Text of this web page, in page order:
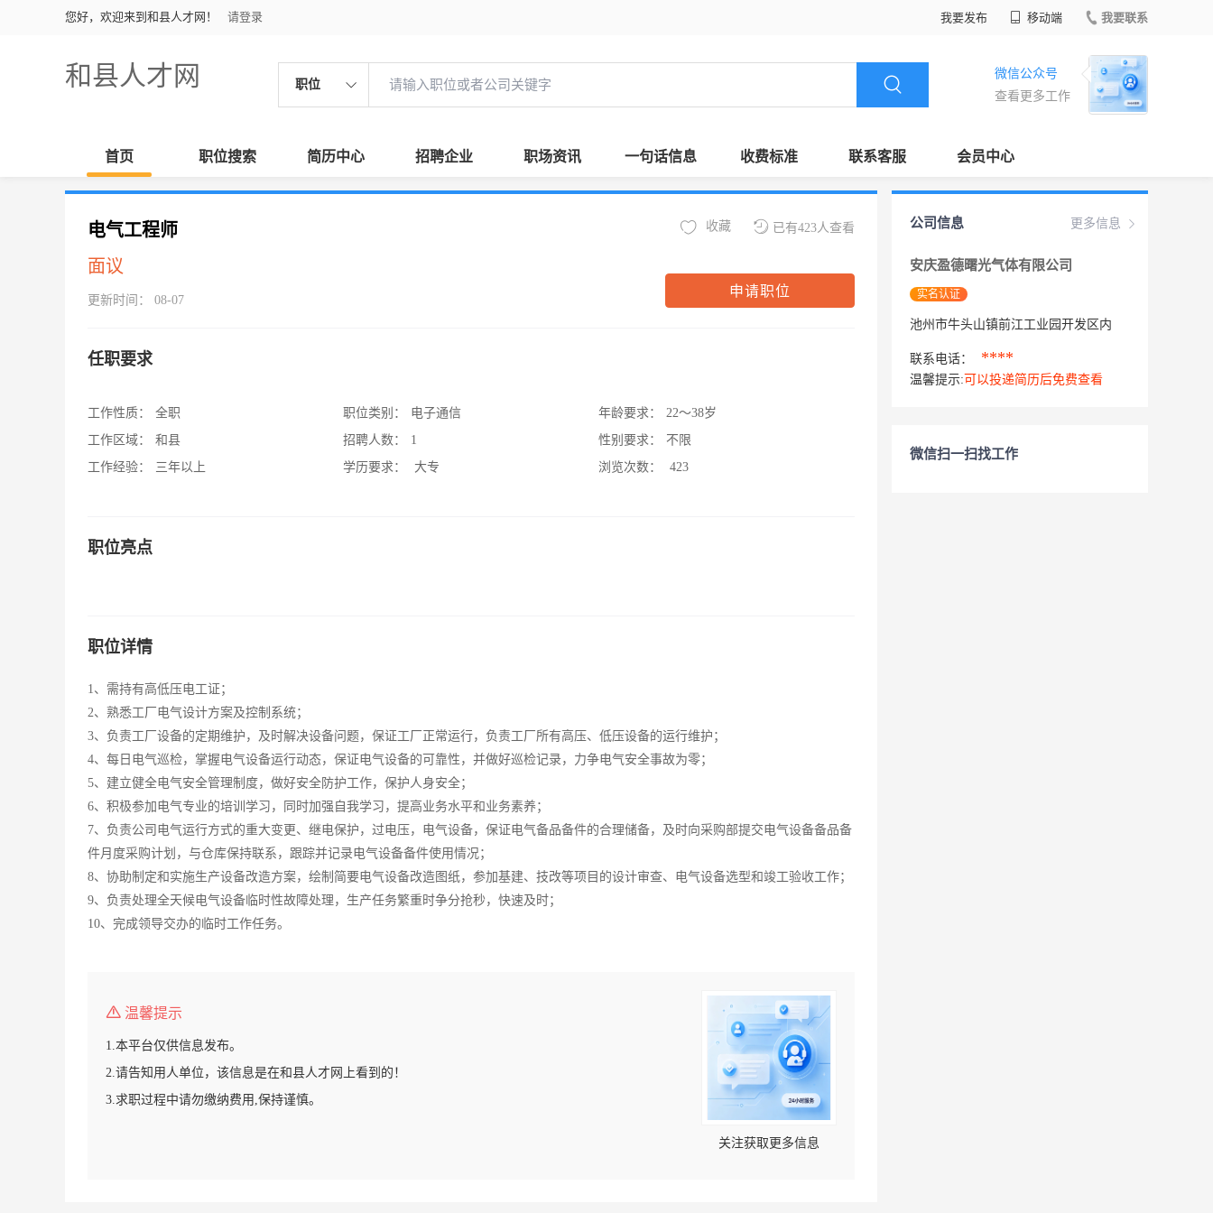
您好，欢迎来到和县人才网！ 请登录 我要发布 移动端 我要联系
和县人才网 职位
微信公众号
查看更多工作
首页 职位搜索 简历中心 招聘企业 职场资讯 一句话信息 收费标准 联系客服 会员中心
电气工程师
面议
更新时间： 08-07
已有423人查看
收藏
申请职位
任职要求
工作性质：
全职
工作区域：
和县
工作经验：
三年以上
职位类别：
电子通信
招聘人数：
1
学历要求：
大专
年龄要求：
22～38岁
性别要求：
不限
浏览次数：
423
职位亮点
职位详情
1、需持有高低压电工证；
2、熟悉工厂电气设计方案及控制系统；
3、负责工厂设备的定期维护，及时解决设备问题，保证工厂正常运行，负责工厂所有高压、低压设备的运行维护；
4、每日电气巡检，掌握电气设备运行动态，保证电气设备的可靠性，并做好巡检记录，力争电气安全事故为零；
5、建立健全电气安全管理制度，做好安全防护工作，保护人身安全；
6、积极参加电气专业的培训学习，同时加强自我学习，提高业务水平和业务素养；
7、负责公司电气运行方式的重大变更、继电保护，过电压，电气设备，保证电气备品备件的合理储备，及时向采购部提交电气设备备品备
件月度采购计划，与仓库保持联系，跟踪并记录电气设备备件使用情况；
8、协助制定和实施生产设备改造方案，绘制简要电气设备改造图纸，参加基建、技改等项目的设计审查、电气设备选型和竣工验收工作；
9、负责处理全天候电气设备临时性故障处理，生产任务繁重时争分抢秒，快速及时；
10、完成领导交办的临时工作任务。
温馨提示
1.本平台仅供信息发布。
2.请告知用人单位，该信息是在和县人才网上看到的！
3.求职过程中请勿缴纳费用,保持谨慎。
关注获取更多信息
更多信息
公司信息
安庆盈德曙光气体有限公司
实名认证
池州市牛头山镇前江工业园开发区内
联系电话： ****
温馨提示: 可以投递简历后免费查看
微信扫一扫找工作